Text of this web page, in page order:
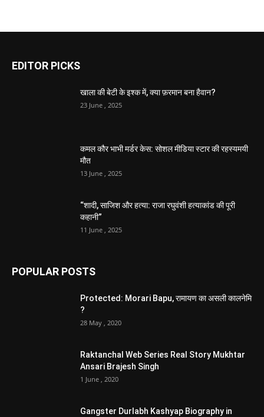
EDITOR PICKS
खाला की बेटी के इश्क में, क्या फ़रमान बना हैवान?
23 June , 2025
कमल कौर भाभी मर्डर केस: सोशल मीडिया स्टार की रहस्यमयी
मौत
13 June , 2025
“शादी, साजिश और हत्या: राजा रघुवंशी हत्याकांड की पूरी
कहानी”
11 June , 2025
POPULAR POSTS
Protected: Morari Bapu, रामायण का असली कालनेमि
?
28 May , 2020
Raktanchal Web Series Real Story Mukhtar
Ansari Brajesh Singh
1 June , 2020
Gangster Durlabh Kashyap Biography in